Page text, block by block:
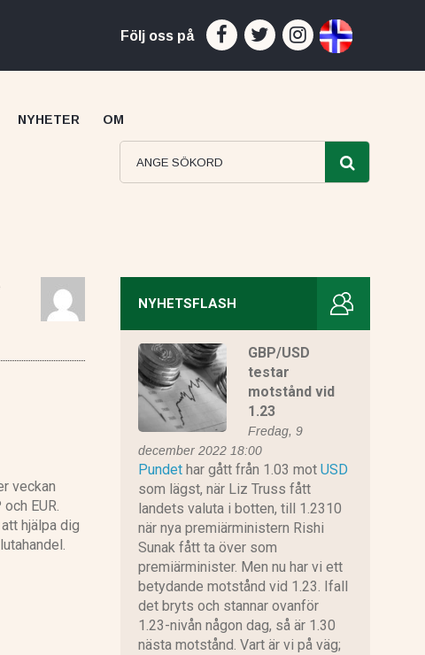
Följ oss på
CMC Markets recension
Plus 500 recension
NYHETER OM
veckan
EUR.
hjälpa dig
NYHETSFLASH
GBP/USD
testar
motstånd vid
1.23
Fredag, 9
december 2022 18:00
Pundethar gått från 1.03 mot USD
som lägst, när Liz Truss fått
landets valuta i botten, till 1.2310
när nya premiärministern Rishi
Sunak fått ta över som
premiärminister. Men nu har vi ett
betydande motstånd vid 1.23. Ifall
det bryts och stannar ovanför
1.23-nivån någon dag, så är 1.30
nästa motstånd. Vart är vi på väg;